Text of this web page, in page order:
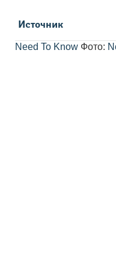
Источник
Need To Know Фото: